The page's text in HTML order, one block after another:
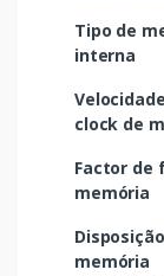
Tipo de
interna
clock de
Factor de
memória
memória